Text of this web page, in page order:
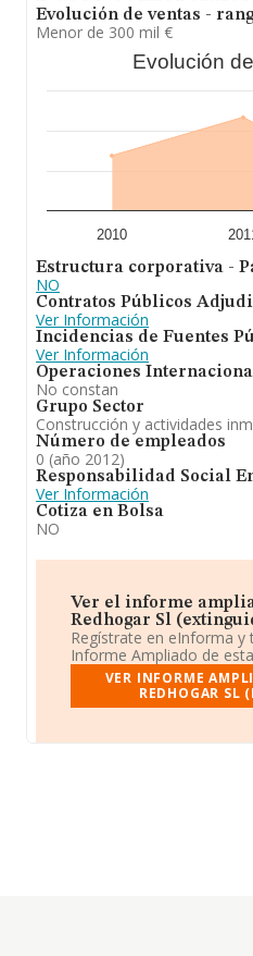
Evolución de ventas -
Menor de 300 mil €
Evolución
2010
Estructura corporativa -
NO
Contratos Públicos
Ver Información
Incidencias de Fuentes
Ver Información
Operaciones
No constan
Grupo Sector
Construcción y actividades
Número de empleados
0 (año 2012)
Responsabilidad Social
Ver Información
Cotiza en Bolsa
NO
Ver el informe
Redhogar Sl
Regístrate en eInforma y
Informe Ampliado de
VER INFORME
REDHOGAR SL